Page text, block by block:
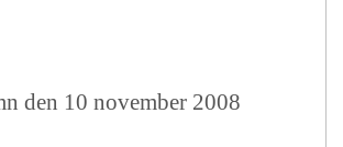
den 10 november 2008